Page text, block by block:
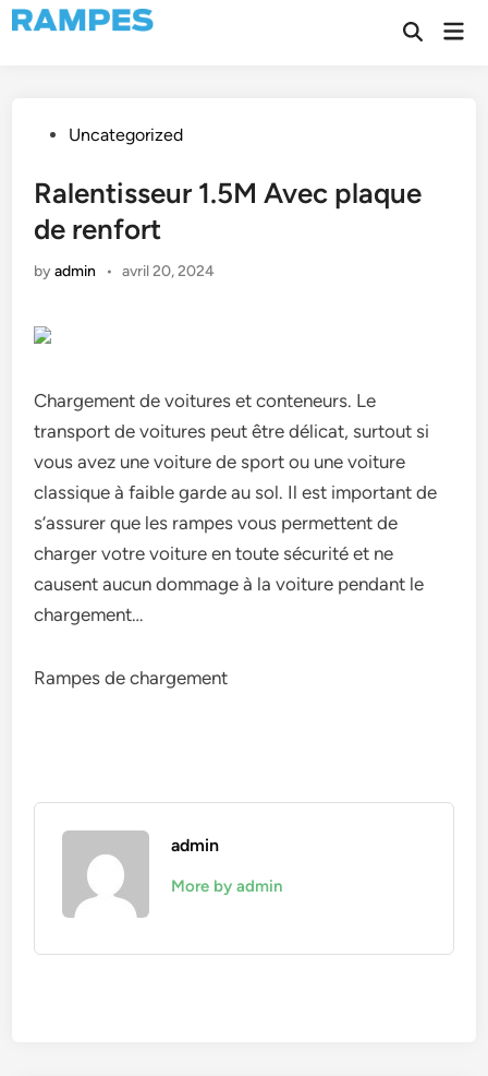
Skip
to
Open
PostedUncategorized
Ralentisseur 1.5M Avec plaque
de renfort
byadmin • avril 20, 2024
Chargement de voitures et conteneurs. Le
transport de voitures peut être délicat, surtout si
vous avez une voiture de sport ou une voiture
classique à faible garde au sol. Il est important de
s’assurer que les rampes vous permettent de
charger votre voiture en toute sécurité et ne
causent aucun dommage à la voiture pendant le
chargement…
Rampes de chargement
admin
More by admin